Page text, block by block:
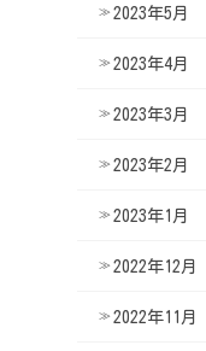
2023年5月
2023年4月
2023年3月
2023年2月
2023年1月
2022年12月
2022年11月